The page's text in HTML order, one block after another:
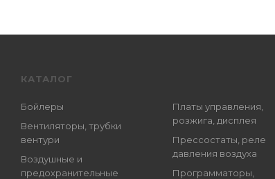
КАТАЛОГ
Бойлеры
Вентиляторы, трубки
вентури
Воздушные и
предохранительные
Платы управления,
розжига, дисплея
Прессостаты, реле
давления воздуха
Программаторы,